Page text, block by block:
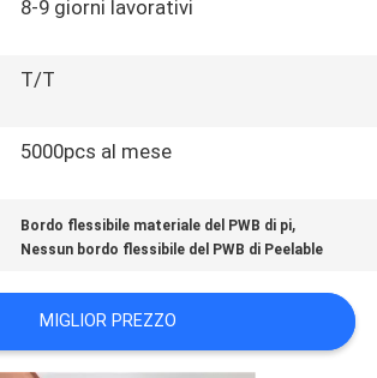
8-9 giorni lavorativi
T/T
5000pcs al mese
Bordo flessibile materiale del PWB di pi,
Nessun bordo flessibile del PWB di Peelable
MIGLIOR PREZZO